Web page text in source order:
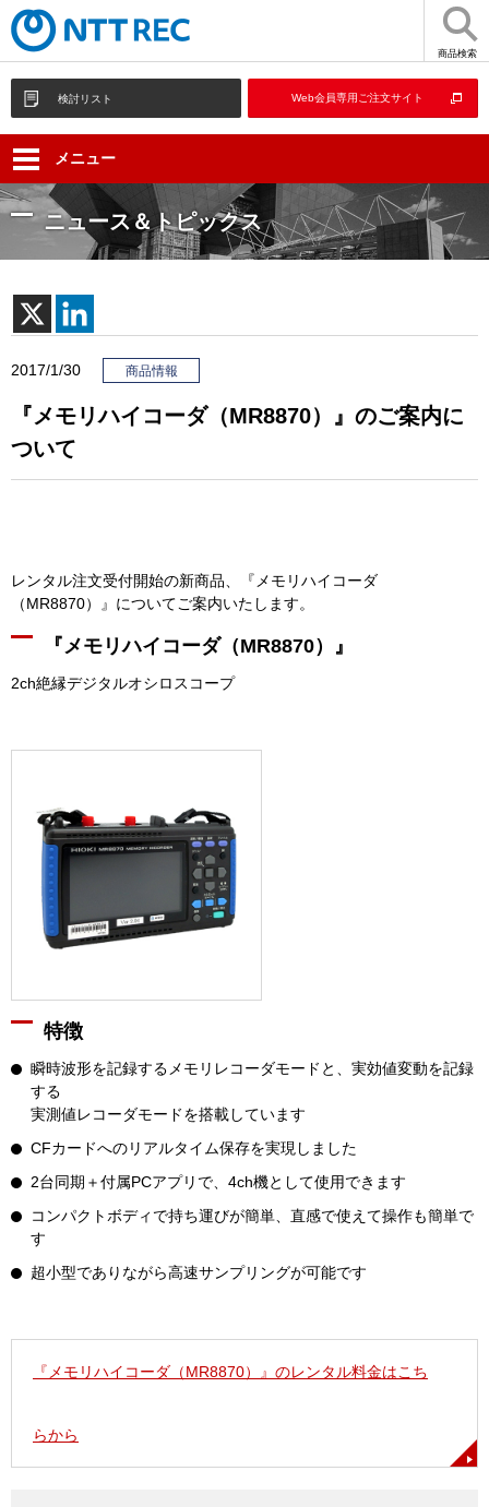
商品検索
検討リスト Web会員専用ご注文サイト
メニュー
ニュース＆トピックス
2017/1/30 商品情報
『メモリハイコーダ（MR8870）』のご案内に
ついて
レンタル注文受付開始の新商品、『メモリハイコーダ
（MR8870）』についてご案内いたします。
『メモリハイコーダ（MR8870）』
2ch絶縁デジタルオシロスコープ
特徴
瞬時波形を記録するメモリレコーダモードと、実効値変動を記録
する
実測値レコーダモードを搭載しています
CFカードへのリアルタイム保存を実現しました
2台同期＋付属PCアプリで、4ch機として使用できます
コンパクトボディで持ち運びが簡単、直感で使えて操作も簡単で
す
超小型でありながら高速サンプリングが可能です
『メモリハイコーダ（MR8870）』のレンタル料金はこち
らから